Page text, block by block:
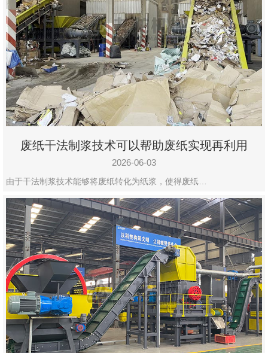
废纸干法制浆技术可以帮助废纸实现再利用
2026-06-03
由于干法制浆技术能够将废纸转化为纸浆，使得废纸…